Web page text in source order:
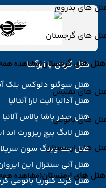
های بدروم
های گرجستان
هتل های گرجستان(مشاهده
های تفلیس
های باتومی
های ارمنستان
هتل های ارمنستان(مشاهده
هتل گردی با ابرآسا
هتل سوئنو دلوکس بلک
هتل آدالیا الیت لارا آنتالیا
هتل حیدر پاشا پالاس آلانیا
هتل لانگ بیچ ریزورت اند
هتل جت وینگ سون
هتل آنی سنترال این
هتل گرند گلوریا باتومی